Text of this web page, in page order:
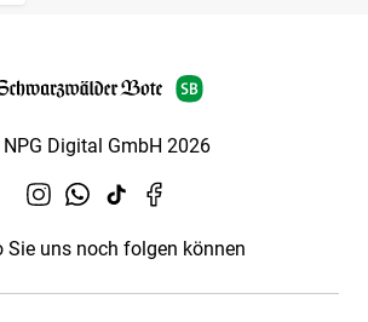
Digital GmbH 2026
Sie uns noch folgen können